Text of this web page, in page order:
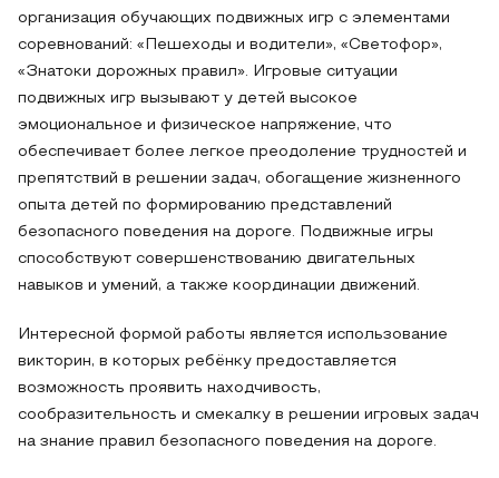
организация обучающих подвижных игр с элементами
соревнований: «Пешеходы и водители», «Светофор»,
«Знатоки дорожных правил». Игровые ситуации
подвижных игр вызывают у детей высокое
эмоциональное и физическое напряжение, что
обеспечивает более легкое преодоление трудностей и
препятствий в решении задач, обогащение жизненного
опыта детей по формированию представлений
безопасного поведения на дороге. Подвижные игры
способствуют совершенствованию двигательных
навыков и умений, а также координации движений.
Интересной формой работы является использование
викторин, в которых ребёнку предоставляется
возможность проявить находчивость,
сообразительность и смекалку в решении игровых задач
на знание правил безопасного поведения на дороге.